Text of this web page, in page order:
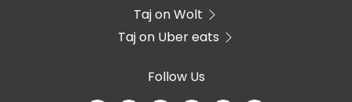
Taj on Wolt
Taj on Uber eats
Follow Us